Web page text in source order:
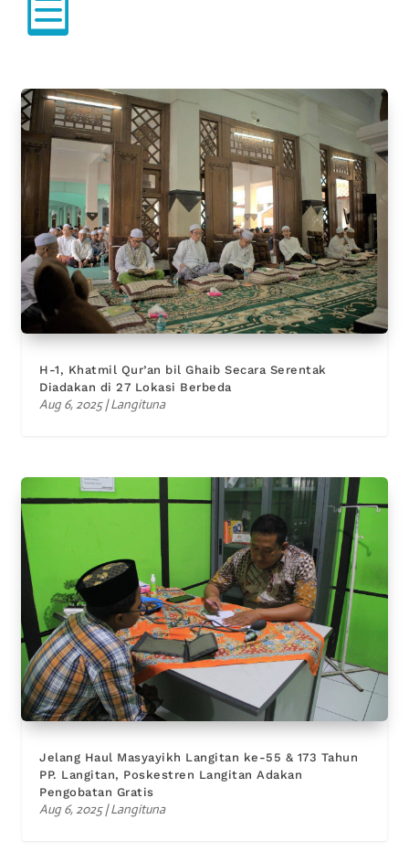
H-1, Khatmil Qur’an bil Ghaib Secara Serentak
Diadakan di 27 Lokasi Berbeda
Aug 6, 2025|Langituna
Jelang Haul Masyayikh Langitan ke-55 & 173 Tahun
PP. Langitan, Poskestren Langitan Adakan
Pengobatan Gratis
Aug 6, 2025|Langituna